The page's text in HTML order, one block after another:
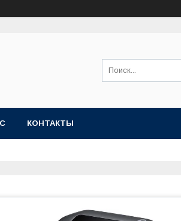
КОНТАКТЫ